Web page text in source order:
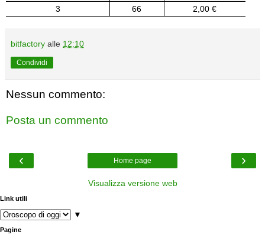
3
66 2,00 €
bitfactory alle 12:10
Condividi
Nessun commento:
Posta un commento
‹ ›
Home page
Visualizza versione web
Link utili
▼
Pagine